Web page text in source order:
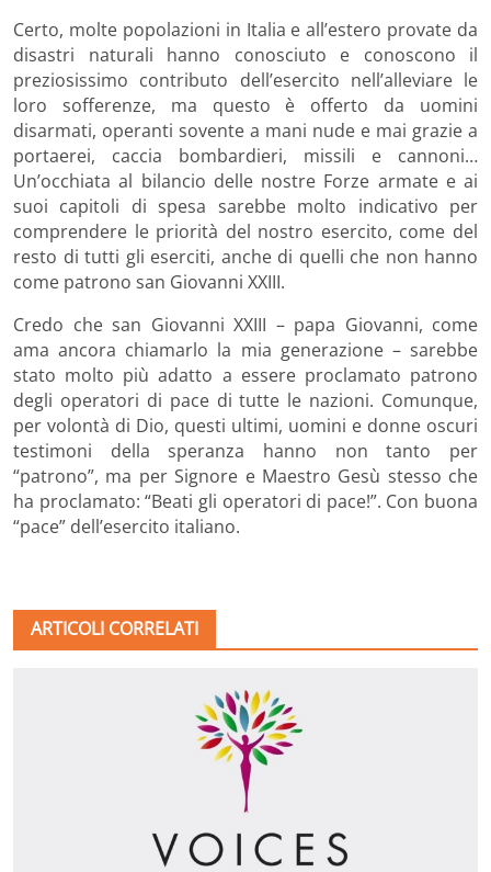
Certo, molte popolazioni in Italia e all’estero provate da
disastri naturali hanno conosciuto e conoscono il
preziosissimo contributo dell’esercito nell’alleviare le
loro sofferenze, ma questo è offerto da uomini
disarmati, operanti sovente a mani nude e mai grazie a
portaerei, caccia bombardieri, missili e cannoni…
Un’occhiata al bilancio delle nostre Forze armate e ai
suoi capitoli di spesa sarebbe molto indicativo per
comprendere le priorità del nostro esercito, come del
resto di tutti gli eserciti, anche di quelli che non hanno
come patrono san Giovanni XXIII.
Credo che san Giovanni XXIII – papa Giovanni, come
ama ancora chiamarlo la mia generazione – sarebbe
stato molto più adatto a essere proclamato patrono
degli operatori di pace di tutte le nazioni. Comunque,
per volontà di Dio, questi ultimi, uomini e donne oscuri
testimoni della speranza hanno non tanto per
“patrono”, ma per Signore e Maestro Gesù stesso che
ha proclamato: “Beati gli operatori di pace!”. Con buona
“pace” dell’esercito italiano.
ARTICOLI CORRELATI